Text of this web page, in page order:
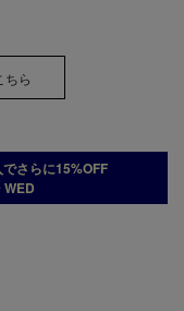
ちら
さらに15%OFF